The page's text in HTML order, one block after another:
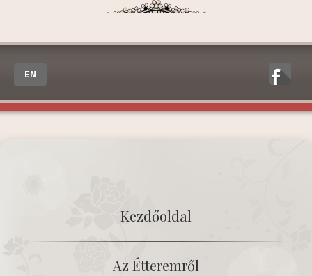
EN
Kezdőoldal
Az Étteremről